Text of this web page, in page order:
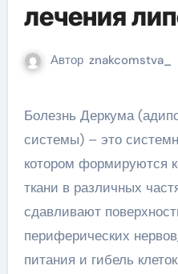
лечения
Автор znakcomstva_
Болезнь Деркума (адипозалгия нервной
системы) – это
котором формируются
ткани в различных
сдавливают
периферических
питания и гибель